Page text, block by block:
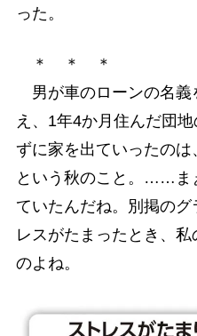
った。
＊ ＊ ＊
男が車のローンの名義
え、1年4か月住んだ団
ずに家を出ていったのは
という秋のこと。……ま
ていたんだね。別掲の
レスがたまったとき、
のよね。